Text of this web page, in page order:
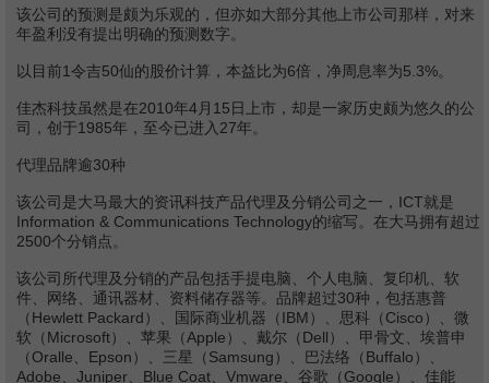
该公司的预测是颇为乐观的，但亦如大部分其他上市公司那样，对来
年盈利没有提出明确的预测数字。
以目前1令吉50仙的股价计算，本益比为6倍，净周息率为5.3%。
佳杰科技虽然是在2010年4月15日上市，却是一家历史颇为悠久的公
司，创于1985年，至今已进入27年。
代理品牌逾30种
该公司是大马最大的资讯科技产品代理及分销公司之一，ICT就是
Information & Communications Technology的缩写。在大马拥有超过
2500个分销点。
该公司所代理及分销的产品包括手提电脑、个人电脑、复印机、软
件、网络、通讯器材、资料储存器等。品牌超过30种，包括惠普
（Hewlett Packard）、国际商业机器（IBM）、思科（Cisco）、微
软（Microsoft）、苹果（Apple）、戴尔（Dell）、甲骨文、埃普申
（Oralle、Epson）、三星（Samsung）、巴法络（Buffalo）、
Adobe、Juniper、Blue Coat、Vmware、谷歌（Google）、佳能